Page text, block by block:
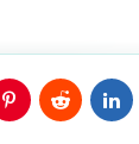
PinterestReddit